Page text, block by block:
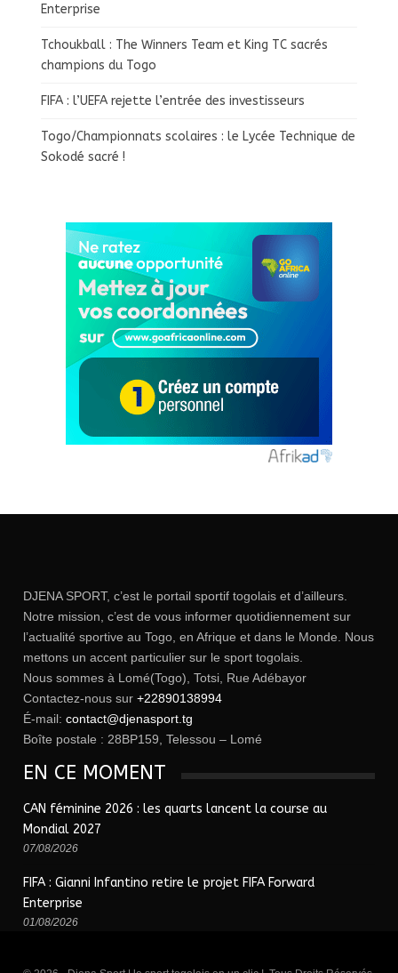
Enterprise
Tchoukball : The Winners Team et King TC sacrés
champions du Togo
FIFA : l’UEFA rejette l’entrée des investisseurs
Togo/Championnats scolaires : le Lycée Technique de
Sokodé sacré !
DJENA SPORT, c’est le portail sportif togolais et d’ailleurs.
Notre mission, c’est de vous informer quotidiennement sur
l’actualité sportive au Togo, en Afrique et dans le Monde. Nous
mettons un accent particulier sur le sport togolais.
Nous sommes à Lomé(Togo), Totsi, Rue Adébayor
Contactez-nous sur +22890138994
É-mail: contact@djenasport.tg
Boîte postale : 28BP159, Telessou – Lomé
EN CE MOMENT
CAN féminine 2026 : les quarts lancent la course au
Mondial 2027
07/08/2026
FIFA : Gianni Infantino retire le projet FIFA Forward
Enterprise
01/08/2026